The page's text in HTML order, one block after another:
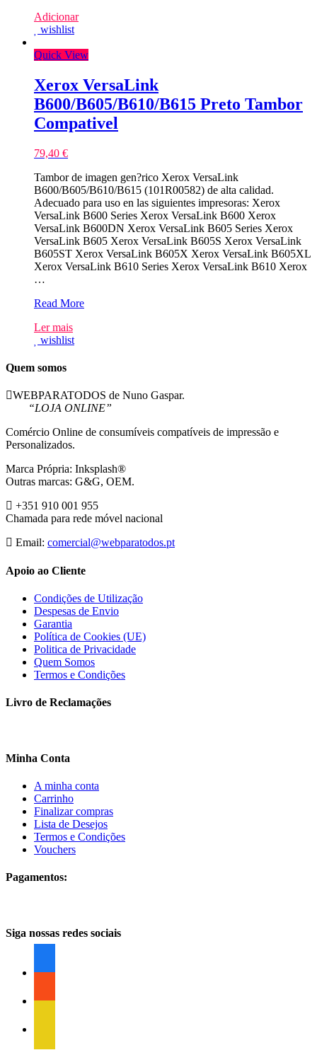
Adicionar
wishlist
Quick View
Xerox VersaLink
B600/B605/B610/B615 Preto Tambor
Compativel
79,40 €
Tambor de imagen gen?rico Xerox VersaLink
B600/B605/B610/B615 (101R00582) de alta calidad.
Adecuado para uso en las siguientes impresoras: Xerox
VersaLink B600 Series Xerox VersaLink B600 Xerox
VersaLink B600DN Xerox VersaLink B605 Series Xerox
VersaLink B605 Xerox VersaLink B605S Xerox VersaLink
B605ST Xerox VersaLink B605X Xerox VersaLink B605XL
Xerox VersaLink B610 Series Xerox VersaLink B610 Xerox
…
Xerox
B600/B605/B610/B615
Preto
Compativel
Read More
Ler mais
wishlist
Quem somos
WEBPARATODOS de Nuno Gaspar.
“LOJA ONLINE”
Comércio Online de consumíveis compatíveis de impressão e
Personalizados.
Marca Própria: Inksplash®
Outras marcas: G&G, OEM.
+351 910 001 955
Chamada para rede móvel nacional
Email: comercial@webparatodos.pt
Apoio ao Cliente
Condições de Utilização
Despesas de Envio
Garantia
Política de Cookies (UE)
Politica de Privacidade
Quem Somos
Termos e Condições
Livro de Reclamações
Minha Conta
A minha conta
Carrinho
Finalizar compras
Lista de Desejos
Termos e Condições
Vouchers
Pagamentos:
Siga nossas redes sociais